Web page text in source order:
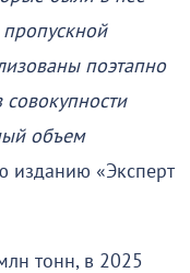
поэтапно
объем
изданию «Эксперт
тонн, в 2025